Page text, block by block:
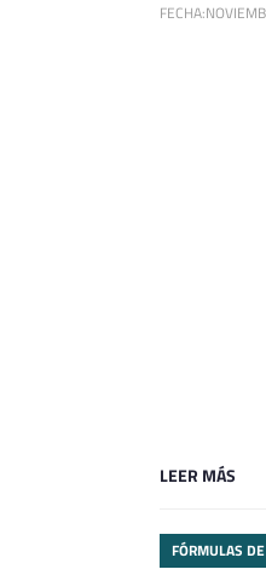
FECHA:
LEER MÁS
FÓRMULAS